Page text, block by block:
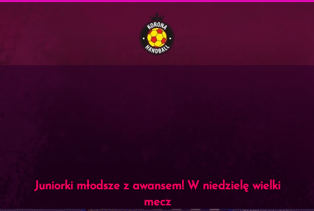
Juniorki młodsze z awansem! W niedzielę wielki
mecz